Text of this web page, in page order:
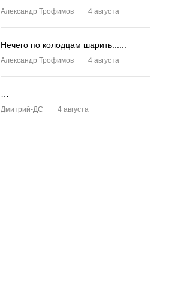
Александр Трофимов 4 августа
Нечего по колодцам шарить......
Александр Трофимов 4 августа
Дмитрий-ДС 4 августа